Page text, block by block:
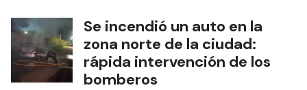
Se incendió un auto en la
zona norte de la ciudad:
rápida intervención de los
bomberos